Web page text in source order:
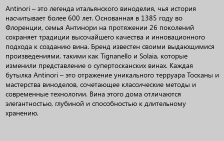
Antinori – это легенда итальянского виноделия, чья история
насчитывает более 600 лет. Основанная в 1385 году во
Флоренции, семья Антинори на протяжении 26 поколений
сохраняет традиции высочайшего качества и инновационного
подхода к созданию вина. Бренд известен своими выдающимися
произведениями, такими как Tignanello и Solaia, которые
изменили представление о супертосканских винах. Каждая
бутылка Antinori – это отражение уникального терруара Тосканы и
мастерства виноделов, сочетающее классические методы и
современные технологии. Вина этого дома отличаются
элегантностью, глубиной и способностью к длительному
хранению.